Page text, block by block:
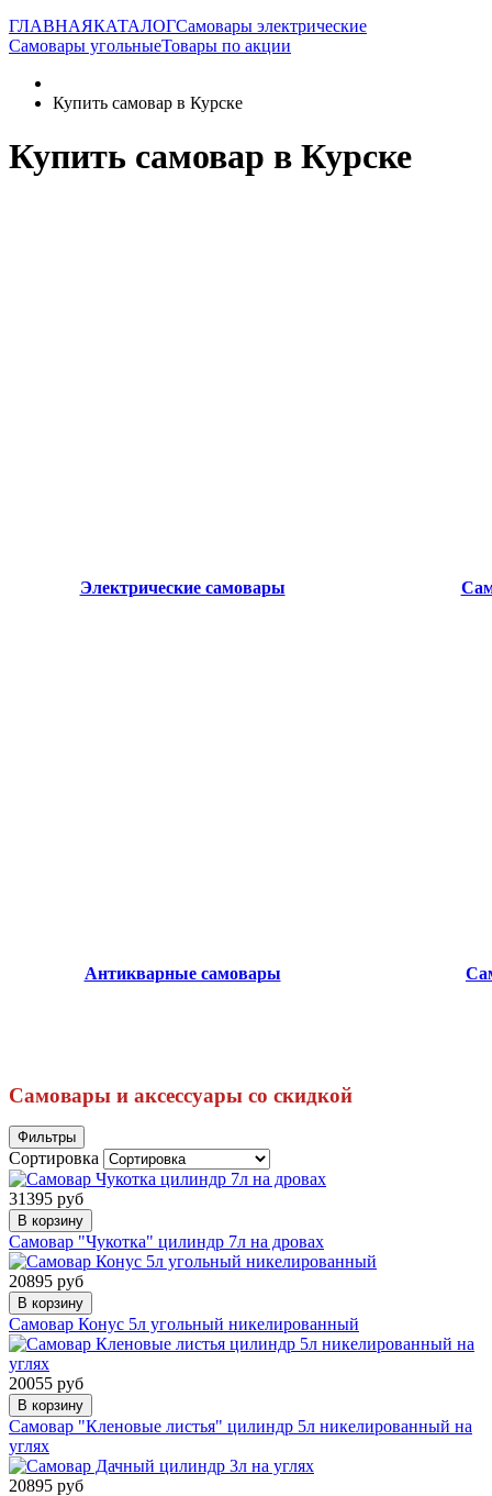
ГЛАВНАЯКАТАЛОГСамовары электрические
Самовары угольныеТовары по акции
Купить самовар в Курске
Купить самовар в Курске
Электрические самовары
Антикварные самовары
Самовары и аксессуары со скидкой
Фильтры
Сортировка
31395 руб
В корзину
Самовар "Чукотка" цилиндр 7л на дровах
20895 руб
В корзину
Самовар Конус 5л угольный никелированный
20055 руб
В корзину
Самовар "Кленовые листья" цилиндр 5л никелированный на
углях
20895 руб